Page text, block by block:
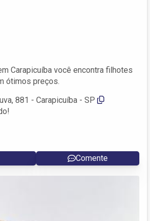
Carapicuíba você encontra filhotes
ótimos preços.
881 - Carapicuíba - SP
Comente